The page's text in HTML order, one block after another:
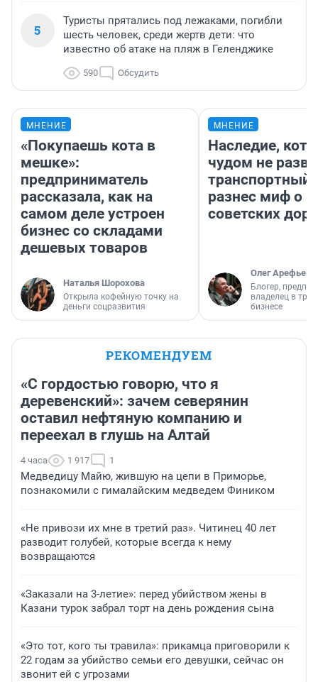
5
Туристы прятались под лежаками, погибли
шесть человек, среди жертв дети: что
известно об атаке на пляж в Геленджике
590 Обсудить
МНЕНИЕ
«Покупаешь кота в
мешке»:
предприниматель
рассказала, как на
самом деле устроен
бизнес со складами
дешевых товаров
Наталья Шорохова
Открыла кофейную точку на
деньги соцразвития
МНЕНИЕ
Наследие,
чудом не
транспортный
разнес миф о
советских
Олег Арефьев
Блогер,
владелец в
бизнесе
РЕКОМЕНДУЕМ
«С гордостью говорю, что я
деревенский»: зачем северянин
оставил нефтяную компанию и
переехал в глушь на Алтай
4 часа 1 917 1
Медведицу Майю, жившую на цепи в Приморье,
познакомили с гималайским медведем Фиником
«Не привози их мне в третий раз». Читинец 40 лет
разводит голубей, которые всегда к нему
возвращаются
«Заказали на 3-летие»: перед убийством жены в
Казани турок забрал торт на день рождения сына
«Это тот, кого ты травила»: прикамца приговорили к
22 годам за убийство семьи его девушки, сейчас он
звонит ей с угрозами